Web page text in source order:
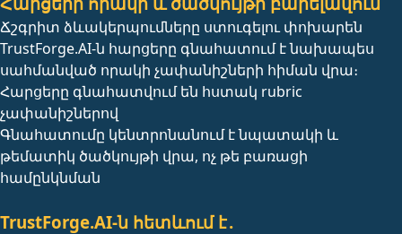
Ճշգրիտ ձևակերպումները ստուգելու փոխարեն
TrustForge.AI-ն հարցերը գնահատում է նախապես
սահմանված որակի չափանիշների հիման վրա։
Հարցերը գնահատվում են հստակ rubric
չափանիշներով
Գնահատումը կենտրոնանում է նպատակի և
թեմատիկ ծածկույթի վրա, ոչ թե բառացի
համընկնման
TrustForge.AI-ն հետևում է․